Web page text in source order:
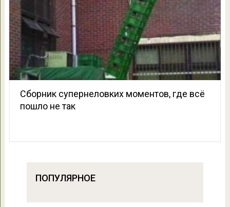
Сборник супернеловких моментов, где всё
пошло не так
ПОПУЛЯРНОЕ